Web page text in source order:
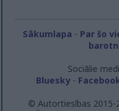
Sākumlapa - Par šo
Sociālie
Bluesky-
© Autortiesības 2015-